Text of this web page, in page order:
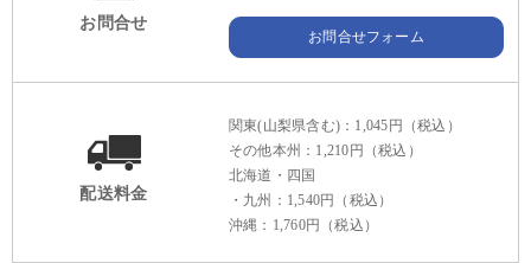
お問合せ
お問合せフォーム
配送料金
関東(山梨県含む)：1,045円（税込）
その他本州：1,210円（税込）
北海道・四国
・九州：1,540円（税込）
沖縄：1,760円（税込）